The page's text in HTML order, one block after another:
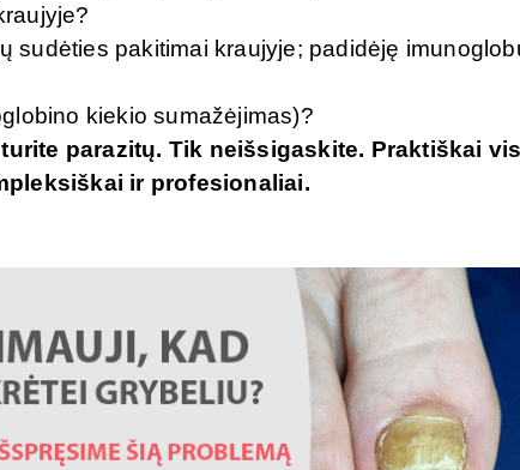
sudėties pakitimai kraujyje; padidėję
kiekio sumažėjimas)?
parazitų. Tik neišsigaskite. Praktiškai
ir profesionaliai.